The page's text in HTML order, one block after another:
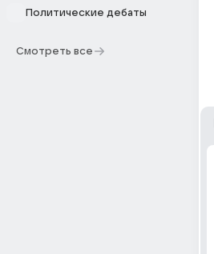
Политические дебаты
Смотреть все